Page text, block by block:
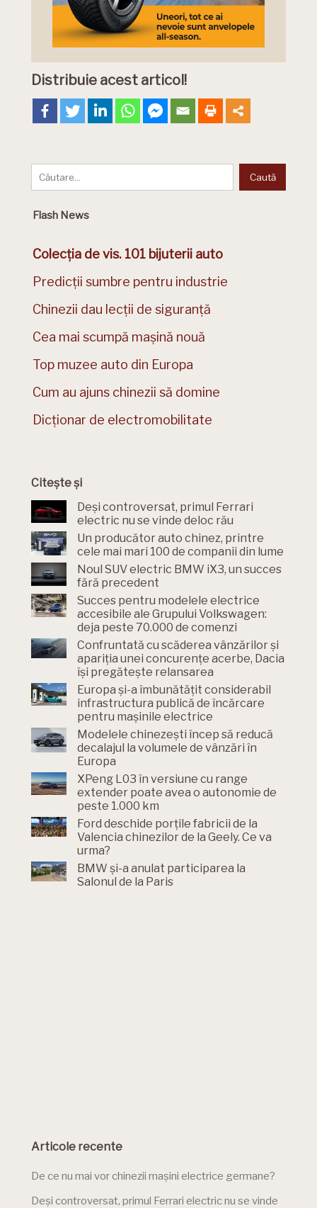
Distribuie acest articol!
Flash News
Colecția de vis. 101 bijuterii auto
Predicții sumbre pentru industrie
Chinezii dau lecții de siguranță
Cea mai scumpă mașină nouă
Top muzee auto din Europa
Cum au ajuns chinezii să domine
Dicționar de electromobilitate
Citește și
Deși controversat, primul Ferrari
electric nu se vinde deloc rău
Un producător auto chinez, printre
cele mai mari 100 de companii din lume
Noul SUV electric BMW iX3, un succes
fără precedent
Succes pentru modelele electrice
accesibile ale Grupului Volkswagen:
deja peste 70.000 de comenzi
Confruntată cu scăderea vânzărilor și
apariția unei concurențe acerbe, Dacia
își pregătește relansarea
Europa și-a îmbunătățit considerabil
infrastructura publică de încărcare
pentru mașinile electrice
Modelele chinezești încep să reducă
decalajul la volumele de vânzări în
Europa
XPeng L03 în versiune cu range
extender poate avea o autonomie de
peste 1.000 km
Ford deschide porțile fabricii de la
Valencia chinezilor de la Geely. Ce va
urma?
BMW și-a anulat participarea la
Salonul de la Paris
Articole recente
De ce nu mai vor chinezii mașini electrice germane?
Deși controversat, primul Ferrari electric nu se vinde